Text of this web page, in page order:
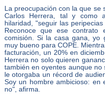
La preocupación con la que
Carlos Herrera, tal y como
hilaridad, "seguir las
Reconoce que ese
comisión. Si la casa gana, yo
muy bueno para COPE.
facturación, un 20% en
Herrera no solo quieren
también en oyentes aunque
le otorgaba un récord de
Soy un hombre ambicioso: en
no", afirma.